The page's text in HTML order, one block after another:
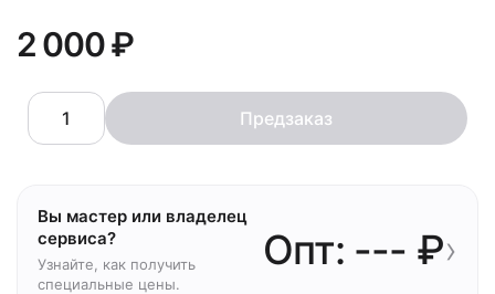
2 000 ₽
Предзаказ
Вы мастер или владелец
сервиса?
Узнайте, как получить
специальные цены.
Опт: --- ₽›